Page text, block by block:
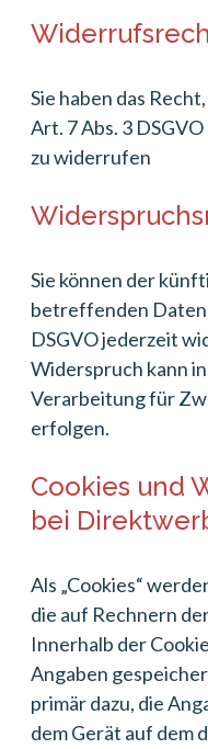
Sie haben das
Art. 7 Abs. 3
zu widerrufen
Sie können der
betreffenden Daten
DSGVO jederzeit
Widerspruch kann
Verarbeitung für
erfolgen.
Cookies und
bei
Als „Cookies“
die auf Rechnern
Innerhalb der
Angaben
primär dazu, die
dem Gerät auf dem